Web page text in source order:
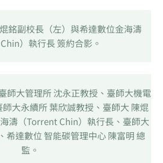
銘副校長（左）與希達數位金海濤
Chin）執行長 簽約合影。
師大管理所 沈永正教授、臺師大機電
大永續所 葉欣誠教授、臺師大 陳焜
濤（Torrent Chin）執行長、臺師大
希達數位 智能碳管理中心 陳富明 總
監。